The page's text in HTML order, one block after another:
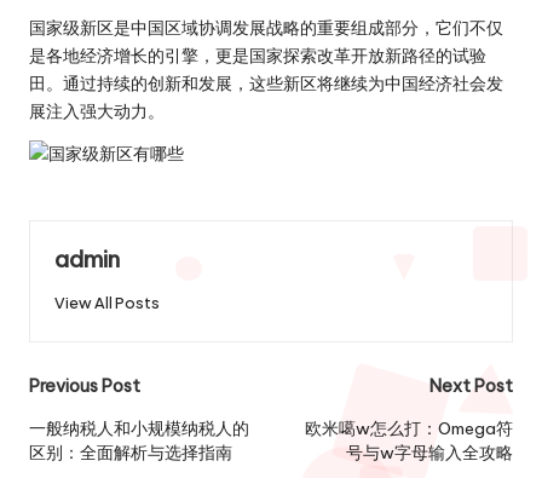
国家级新区是中国区域协调发展战略的重要组成部分，它们不仅
是各地经济增长的引擎，更是国家探索改革开放新路径的试验
田。通过持续的创新和发展，这些新区将继续为中国经济社会发
展注入强大动力。
admin
View All Posts
Post
navigation
Previous Post
一般纳税人和小规模纳税人的
区别：全面解析与选择指南
Next Post
欧米噶w怎么打：Omega符
号与w字母输入全攻略